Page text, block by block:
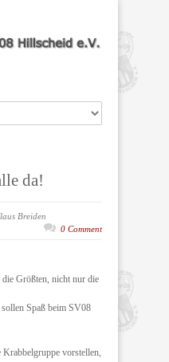
da!
Breiden
0 Comment
Größten, nicht nur die
Spaß beim SV08
vorstellen,